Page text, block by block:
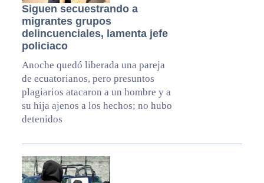
Siguen secuestrando a
migrantes grupos
delincuenciales, lamenta jefe
policiaco
Anoche quedó liberada una pareja
de ecuatorianos, pero presuntos
plagiarios atacaron a un hombre y a
su hija ajenos a los hechos; no hubo
detenidos